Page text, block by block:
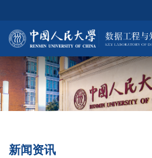
新闻资讯